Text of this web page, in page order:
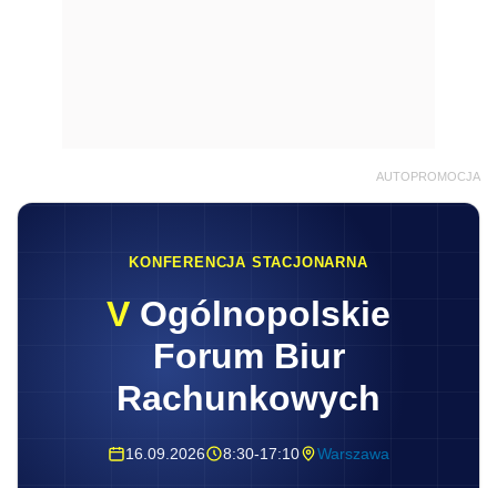
AUTOPROMOCJA
KONFERENCJA STACJONARNA
V Ogólnopolskie
Forum Biur
Rachunkowych
16.09.2026 8:30-17:10 Warszawa